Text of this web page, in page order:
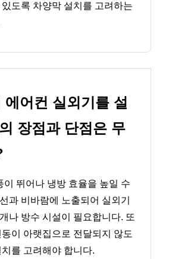
도록 차양막 설치를 고려하는
에어컨 실외기를 설
장점과 단점은 무
이 뛰어나 냉방 효율을 높일 수
과 비바람에 노출되어 실외기
나 방수 시설이 필요합니다. 또
이 아랫집으로 전달되지 않도
를 고려해야 합니다.